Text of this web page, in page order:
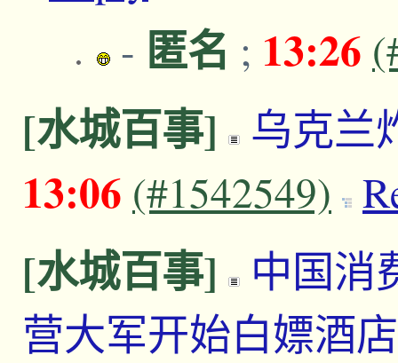
- 匿名 ; 13:26
[水城百事] 乌克兰
13:06 (#1542549)
[水城百事]
中国消
营大军开始白嫖酒